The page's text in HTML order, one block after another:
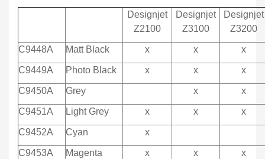
Designjet
Z2100
Designjet
Z3100
Designjet
Z3200
C9448A Matt Black x x x
C9449A Photo Black x x x
C9450A Grey x x
C9451A Light Grey x x x
C9452A Cyan x
C9453A Magenta x x x